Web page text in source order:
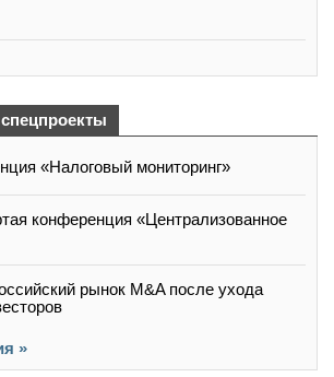
«Налоговый мониторинг»
конференция «Централизованное
рынок M&A после ухода
»